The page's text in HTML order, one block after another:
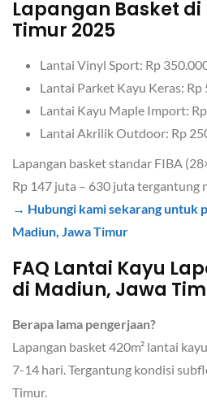
Lapangan Basket di
Timur 2025
Lantai Vinyl Sport: Rp
Lantai Parket Kayu Keras: Rp
Lantai Kayu Maple Import:
Lantai Akrilik Outdoor: Rp
Lapangan basket standar FIBA
Rp 147 juta – 630 juta tergantung
→ Hubungi kami sekarang untuk
Madiun, Jawa Timur
FAQ Lantai Kayu
di Madiun, Jawa
Berapa lama pengerjaan?
Lapangan basket 420m² lantai
7-14 hari. Tergantung kondisi
Timur.